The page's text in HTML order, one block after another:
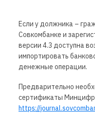
Если у должника –
Совкомбанке и
версии 4.3 доступна
импортировать
денежные операции.
Предварительно
сертификаты
https://